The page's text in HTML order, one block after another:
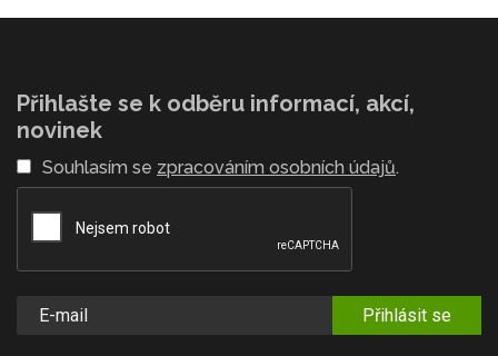
Přihlašte se k odběru informací, akcí,
novinek
Souhlasím se zpracováním osobních údajů.
Přihlásit se